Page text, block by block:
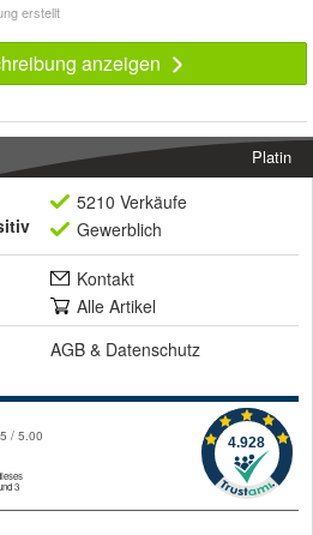
erstellt
anzeigen
Platin
5210 Verkäufe
Gewerblich
Kontakt
Alle Artikel
AGB & Datenschutz